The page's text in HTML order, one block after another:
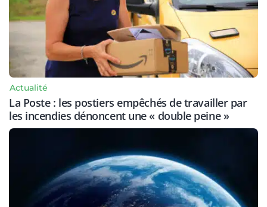
Actualité
La Poste : les postiers empêchés de travailler par
les incendies dénoncent une « double peine »